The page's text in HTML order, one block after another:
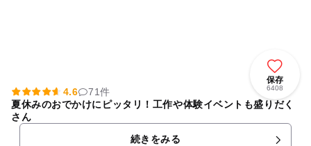
保存
6408
4.6
71件
夏休みのおでかけにピッタリ！工作や体験イベントも盛りだく
さん
続きをみる